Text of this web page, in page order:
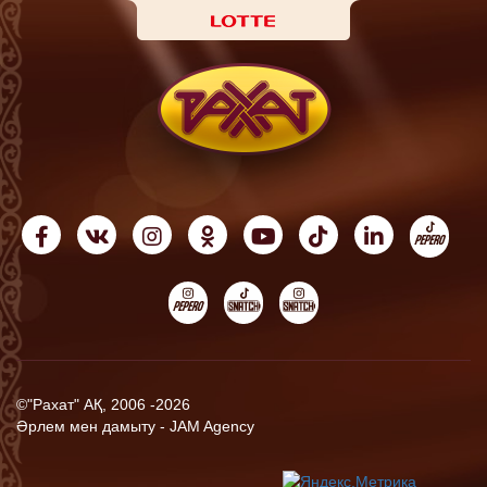
©"Рахат" АҚ, 2006 -2026
Әрлем мен дамыту - JAM Agency